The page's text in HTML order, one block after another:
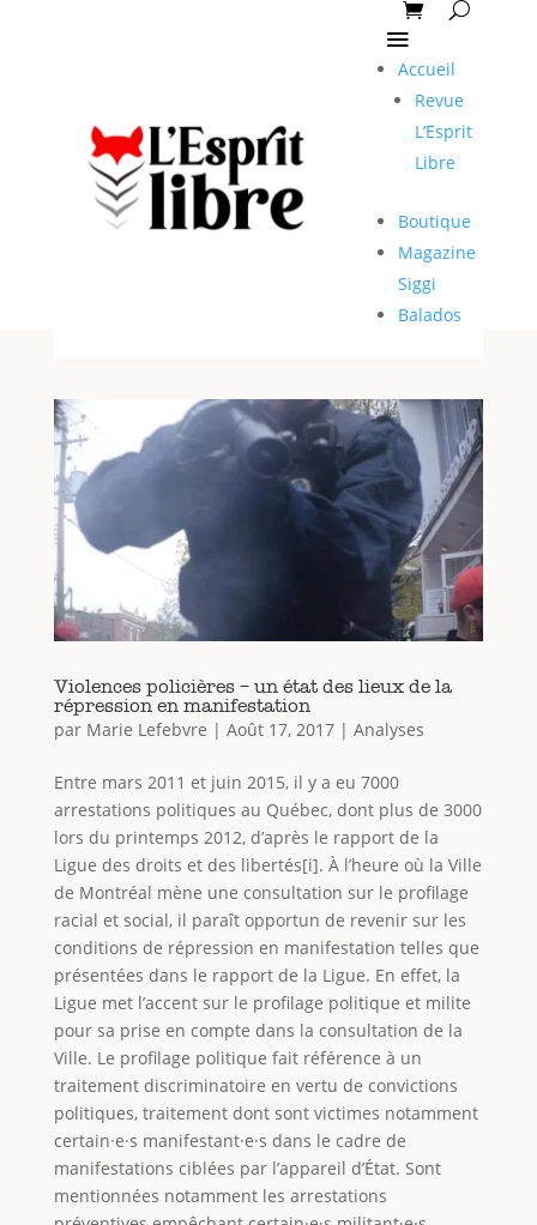
Accueil
Revue
L’Esprit
Libre
Boutique
Magazine
Siggi
Balados
Violences policières – un état des lieux de la
répression en manifestation
par Marie Lefebvre | Août 17, 2017| Analyses
Entre mars 2011 et juin 2015, il y a eu 7000
arrestations politiques au Québec, dont plus de 3000
lors du printemps 2012, d’après le rapport de la
Ligue des droits et des libertés[i]. À l’heure où la Ville
de Montréal mène une consultation sur le profilage
racial et social, il paraît opportun de revenir sur les
conditions de répression en manifestation telles que
présentées dans le rapport de la Ligue. En effet, la
Ligue met l’accent sur le profilage politique et milite
pour sa prise en compte dans la consultation de la
Ville. Le profilage politique fait référence à un
traitement discriminatoire en vertu de convictions
politiques, traitement dont sont victimes notamment
certain·e·s manifestant·e·s dans le cadre de
manifestations ciblées par l’appareil d’État. Sont
mentionnées notamment les arrestations